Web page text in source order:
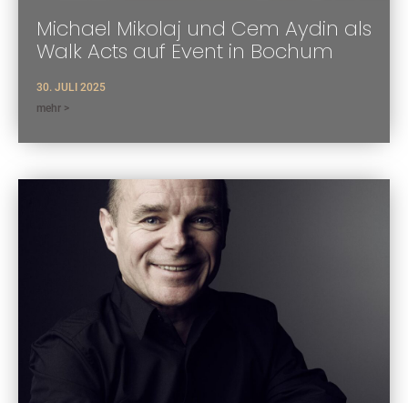
Michael Mikolaj und Cem Aydin als
Walk Acts auf Event in Bochum
30. JULI 2025
mehr >